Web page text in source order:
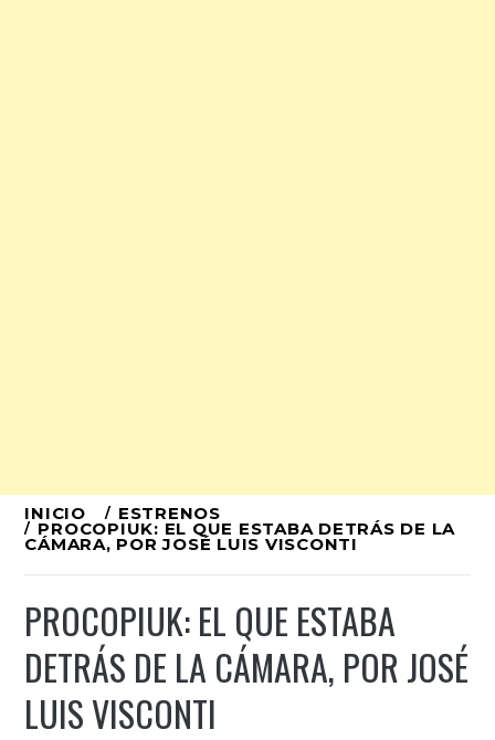
Ir
al
INICIO ESTRENOS
PROCOPIUK: EL QUE ESTABA DETRÁS DE LA
CÁMARA, POR JOSÉ LUIS VISCONTI
PROCOPIUK: EL QUE ESTABA
DETRÁS DE LA CÁMARA, POR JOSÉ
LUIS VISCONTI